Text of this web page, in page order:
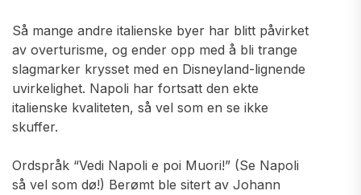
Så mange andre italienske byer har blitt påvirket
av overturisme, og ender opp med å bli trange
slagmarker krysset med en Disneyland-lignende
uvirkelighet. Napoli har fortsatt den ekte
italienske kvaliteten, så vel som en se ikke
skuffer.
Ordspråk “Vedi Napoli e poi Muori!” (Se Napoli
så vel som dø!) Berømt ble sitert av Johann